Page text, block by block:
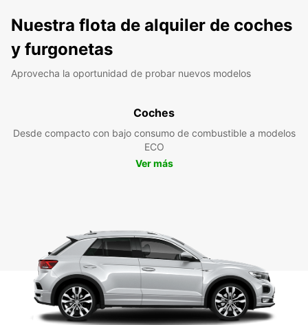
Nuestra flota de alquiler de coches
y furgonetas
Aprovecha la oportunidad de probar nuevos modelos
Coches
Desde compacto con bajo consumo de combustible a modelos
ECO
Ver más